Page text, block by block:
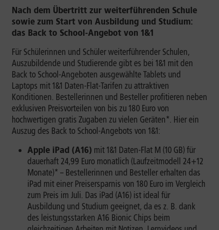
Nach dem Übertritt zur weiterführenden Schule
sowie zum Start von Ausbildung und Studium:
das Back to School-Angebot von 1&1
Für Schülerinnen und Schüler weiterführender Schulen,
Auszubildende und Studierende gibt es bei 1&1 mit den
Back to School-Angeboten ausgewählte Tablets und
Laptops mit 1&1 Daten-Flat-Tarifen zu attraktiven
Konditionen. Bestellerinnen und Besteller profitieren neben
exklusiven Preisvorteilen von bis zu 180 Euro von
hochwertigen gratis Zugaben zu vielen Geräten*. Hier ein
Auszug des Back to School-Angebots von 1&1:
Apple iPad (A16) mit 1&1 Daten-Flat M (10 GB) für
dauerhaft 24,99 Euro monatlich (Laufzeitmodell 24+12
Monate)* – Bestellerinnen und Besteller erhalten das
iPad mit einer Preisersparnis von 180 Euro im Vergleich
zum Preis im Juli. Das iPad (A16) ist ideal für
Ausbildung und Studium geeignet, da es z. B. dank
des leistungsstarken A16 Bionic Chips beim